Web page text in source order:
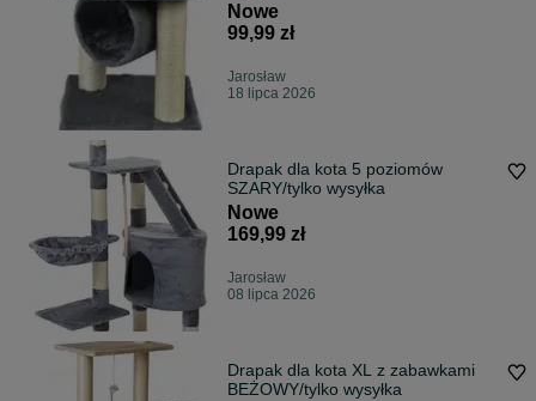
Nowe
99,99 zł
Jarosław
18 lipca 2026
Drapak dla kota 5 poziomów
SZARY/tylko wysyłka
Nowe
169,99 zł
Jarosław
08 lipca 2026
Drapak dla kota XL z zabawkami
BEŻOWY/tylko wysyłka